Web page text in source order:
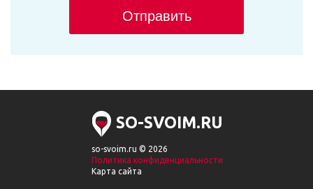
Отправить
SO-SVOIM.RU
so-svoim.ru © 2026
Политика конфиденциальности
Карта сайта